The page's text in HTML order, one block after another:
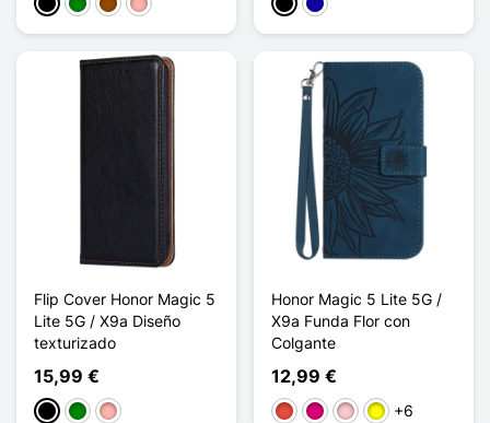
NegroVerdeMarrónOro rosa NegroAzul oscuro
Flip Cover Honor Magic 5
Lite 5G / X9a Diseño
texturizado
15,99 €
NegroVerdeOro rosa
Honor Magic 5 Lite 5G /
X9a Funda Flor con
Colgante
12,99 €
RojoMagenta
RosaAmarillo
+6